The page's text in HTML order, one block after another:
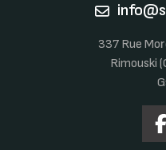
337 Rue
Rimouski